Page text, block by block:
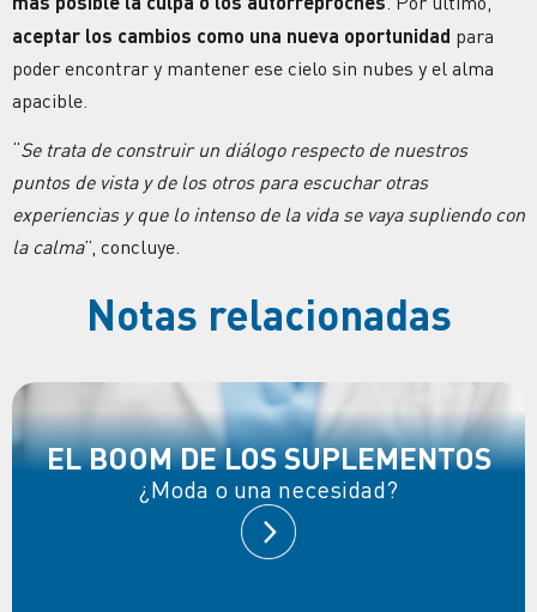
aceptar los cambios como una nueva oportunidad para
poder encontrar y mantener ese cielo sin nubes y el alma
apacible.
“Se trata de construir un diálogo respecto de nuestros
puntos de vista y de los otros para escuchar otras
experiencias y que lo intenso de la vida se vaya supliendo con
la calma”, concluye.
Notas relacionadas
EL BOOM DE LOS SUPLEMENTOS
¿Moda o una necesidad?